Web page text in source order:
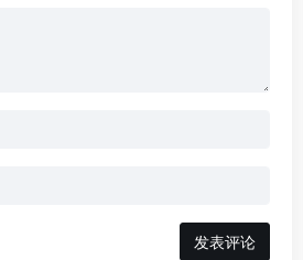
发表评论